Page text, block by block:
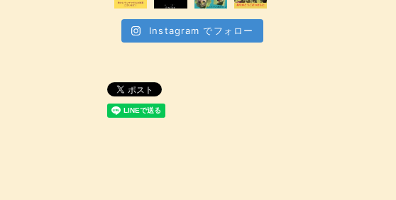
Instagram でフォロー